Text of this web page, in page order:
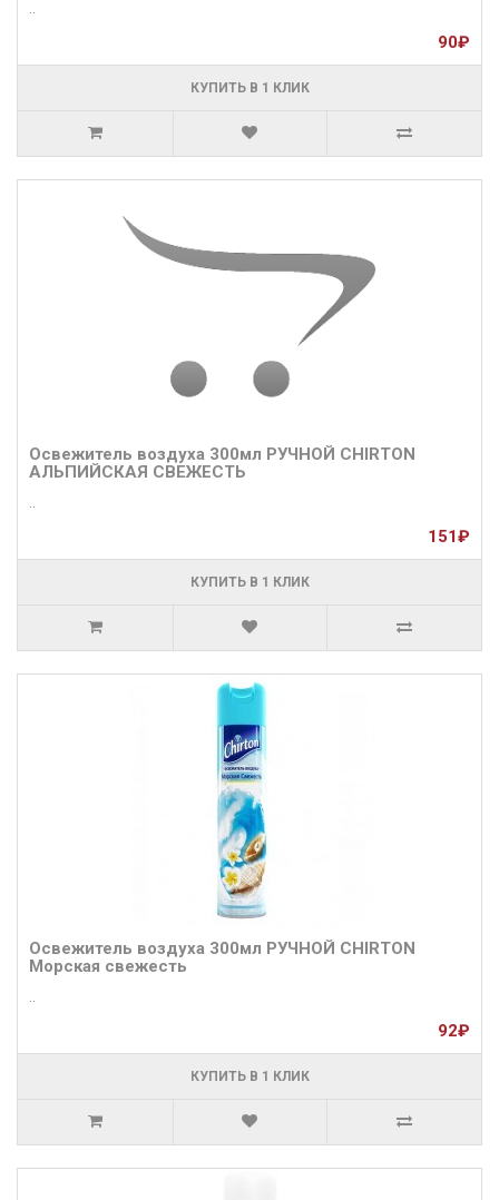
..
90₽
КУПИТЬ В 1 КЛИК
Освежитель воздуха 300мл РУЧНОЙ CHIRTON
АЛЬПИЙСКАЯ СВЕЖЕСТЬ
..
151₽
КУПИТЬ В 1 КЛИК
Освежитель воздуха 300мл РУЧНОЙ CHIRTON
Морская свежесть
..
92₽
КУПИТЬ В 1 КЛИК